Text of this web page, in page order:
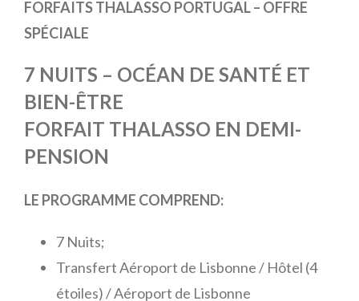
FORFAITS THALASSO PORTUGAL – OFFRE
SPÉCIALE
7 NUITS – OCÉAN DE SANTÉ ET
BIEN-ÊTRE
FORFAIT THALASSO EN DEMI-
PENSION
LE PROGRAMME COMPREND:
7 Nuits;
Transfert Aéroport de Lisbonne / Hôtel (4
étoiles) / Aéroport de Lisbonne